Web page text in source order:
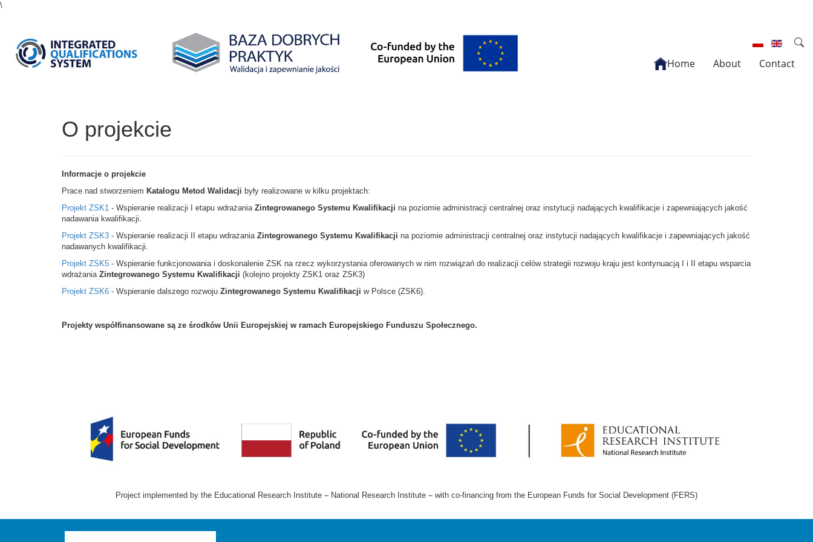
\
Home About Contact
O projekcie
Informacje o projekcie
Prace nad stworzeniem Katalogu Metod Walidacji były realizowane w kilku projektach:
Projekt ZSK1 - Wspieranie realizacji I etapu wdrażania Zintegrowanego Systemu Kwalifikacji na poziomie administracji centralnej oraz instytucji nadających kwalifikacje i zapewniających jakość
nadawania kwalifikacji.
Projekt ZSK3 - Wspieranie realizacji II etapu wdrażaniaZintegrowanego Systemu Kwalifikacji na poziomie administracji centralnej oraz instytucji nadających kwalifikacje i zapewniających jakość
nadawanych kwalifikacji.
Projekt ZSK5 - Wspieranie funkcjonowania i doskonalenie ZSK na rzecz wykorzystania oferowanych w nim rozwiązań do realizacji celów strategii rozwoju kraju jest kontynuacją I i II etapu wsparcia
wdrażania Zintegrowanego Systemu Kwalifikacji (kolejno projekty ZSK1 oraz ZSK3)
Projekt ZSK6 - Wspieranie dalszego rozwoju Zintegrowanego Systemu Kwalifikacji w Polsce (ZSK6).
Projekty współfinansowane są ze środków Unii Europejskiej w ramach Europejskiego Funduszu Społecznego.
Project implemented by the Educational Research Institute – National Research Institute – with co-financing from the European Funds for Social Development (FERS)